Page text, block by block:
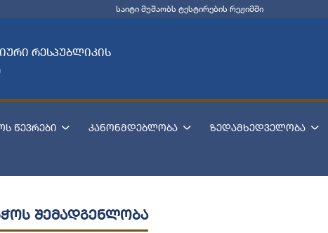
საიტი მუშაობს ტესტირების რეჟიმში
რესპუბლიკის
წევრები კანონმდებლობა ზედამხედველობა
შემადგენლობა